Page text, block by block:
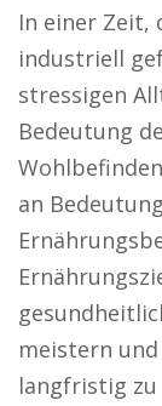
In einer Zeit,
industriell
stressigen
Bedeutung
an
meistern und
langfristig